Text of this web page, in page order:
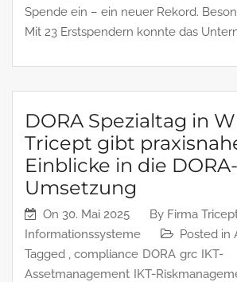
Spende ein – ein neuer Rekord.
Mit 23 Erstspendern konnte das
DORA Spezialtag in
Tricept gibt
Einblicke in die DORA-
Umsetzung
On 30. Mai 2025 By Firma
Informationssysteme
Posted in
Tagged , compliance DORA grc IKT-
Assetmanagement IKT-